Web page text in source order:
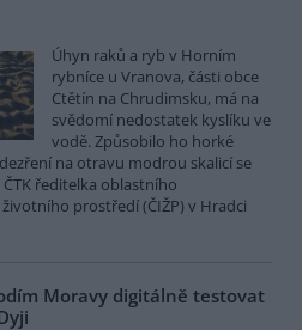
Úhyn raků a ryb v Horním
rybníce u Vranova, části obce
Ctětín na Chrudimsku, má na
svědomí nedostatek kyslíku ve
vodě. Způsobilo ho horké
na otravu modrou skalicí se
ředitelka oblastního
prostředí (ČIŽP) v Hradci
Moravy digitálně testovat